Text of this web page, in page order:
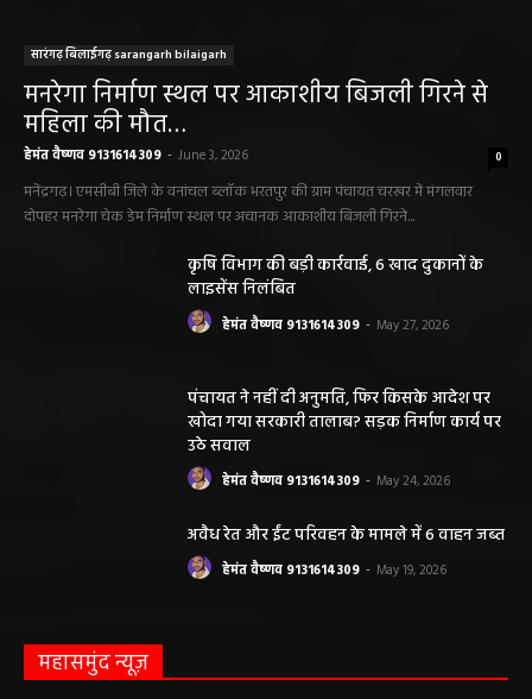
सारंगढ़ बिलाईगढ़ sarangarh bilaigarh
मनरेगा निर्माण स्थल पर आकाशीय बिजली गिरने से
महिला की मौत…
हेमंत वैष्णव 9131614309 - June 3, 2026 0
मनेंद्रगढ़। एमसीबी जिले के वनांचल ब्लॉक भरतपुर की ग्राम पंचायत चरखर में मंगलवार
दोपहर मनरेगा चेक डेम निर्माण स्थल पर अचानक आकाशीय बिजली गिरने...
कृषि विभाग की बड़ी कार्रवाई, 6 खाद दुकानों के
लाइसेंस निलंबित
हेमंत वैष्णव 9131614309 - May 27, 2026
पंचायत ने नहीं दी अनुमति, फिर किसके आदेश पर
खोदा गया सरकारी तालाब? सड़क निर्माण कार्य पर
उठे सवाल
हेमंत वैष्णव 9131614309 - May 24, 2026
अवैध रेत और ईंट परिवहन के मामले में 6 वाहन जब्त
हेमंत वैष्णव 9131614309 - May 19, 2026
महासमुंद न्यूज़